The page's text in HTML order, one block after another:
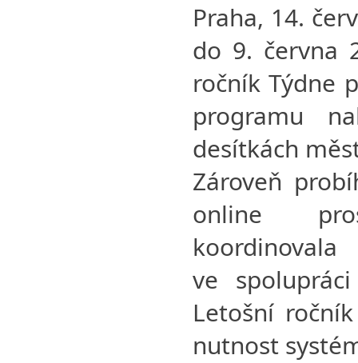
Praha, 14.
do 9. června
ročník Týdne
programu
desítkách
Zároveň
online
koordinovala
ve
Letošní
nutnost